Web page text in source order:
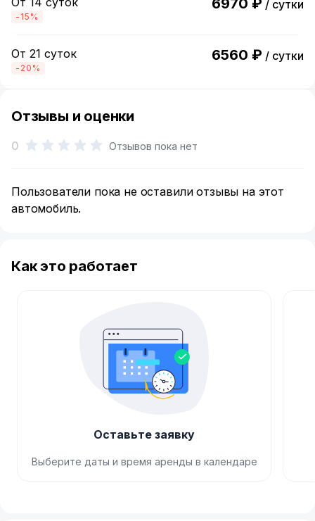
-15%
6970 ₽ / сутки
От 21 суток
-20%
6560 ₽ / сутки
Отзывы и оценки
0 Отзывов пока нет
Пользователи пока не оставили отзывы на этот
автомобиль.
Как это работает
Оставьте заявку
Выберите даты и время аренды в календаре